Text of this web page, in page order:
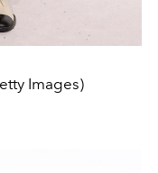
Images)